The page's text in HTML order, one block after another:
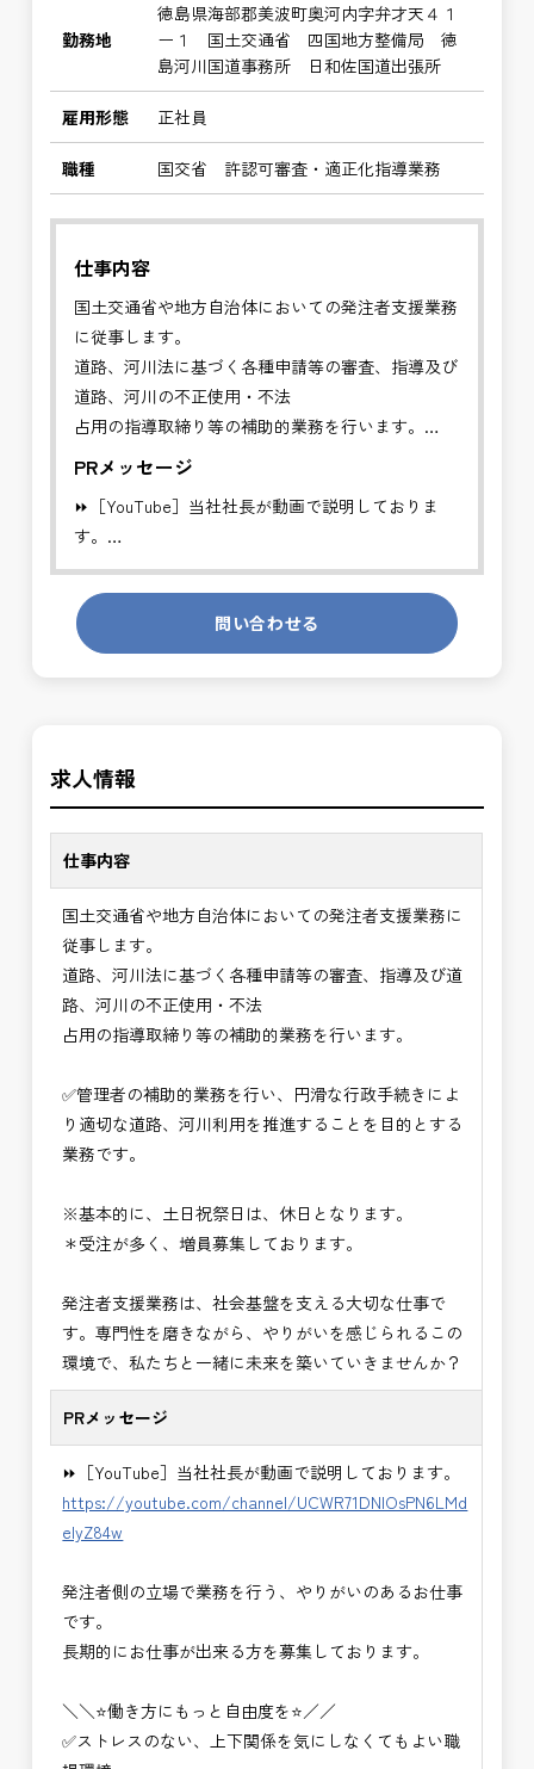
勤務地
徳島県海部郡美波町奥河内字弁才天４１
ー１ 国土交通省 四国地方整備局 徳
島河川国道事務所 日和佐国道出張所
雇用形態 正社員
職種 国交省 許認可審査・適正化指導業務
仕事内容
国土交通省や地方自治体においての発注者支援業務
に従事します。
道路、河川法に基づく各種申請等の審査、指導及び
道路、河川の不正使用・不法
占用の指導取締り等の補助的業務を行います。
より適切な道路、河川利用を推進することを目的と
する業務です。
※基本的に、土日祝祭日は、休日となります。
＊受注が多く、増員募集しております。
か？
PRメッセージ
⏩［YouTube］当社社長が動画で説明しておりま
す。
https://youtube.com/channel/
発注者側の立場で業務を行う、やりがいのあるお仕
事です。
長期的にお仕事が出来る方を募集しております。
✅ストレスのない、上下関係を気にしなくてもよい
職場環境
✅「仕事のやりがい」と「賃金」のバランスを大切
に致します。
⭐＝＝お祝い金100,000円＝＝⭐
※お祝い金の支給条件は、入社より3ヶ月経過され
た方が対象となります。
その他支給条件の詳細については、問い合わせくだ
さい。
■勤務地について、ご希望のある方は別途ご相談く
ださい。
国土交通省、地方自治体
■発注者支援業務＜希望する業務をお選びくださ
い。＞
・＜急募＞資料作成業務
・NEXCO（ネクスコ）施工管理
・NEXCO（ネクスコ）点検業務
・電気工事監督支援業務
・積算技術業務
・設計コンサルティング業務（数量算出、図面の
修正など）
・河川巡視支援業務
・道路許認可審査・適正化指導業務
・調査設計資料作成業務
・施工体制調査員
※応募書類等の送付方法につきましては、基本的に
Ｅメールで送付
頂きたいと思います。
問い合わせる
求人情報
仕事内容
国土交通省や地方自治体においての発注者支援業務に
従事します。
道路、河川法に基づく各種申請等の審査、指導及び道
路、河川の不正使用・不法
占用の指導取締り等の補助的業務を行います。
✅管理者の補助的業務を行い、円滑な行政手続きによ
り適切な道路、河川利用を推進することを目的とする
業務です。
※基本的に、土日祝祭日は、休日となります。
＊受注が多く、増員募集しております。
発注者支援業務は、社会基盤を支える大切な仕事で
す。専門性を磨きながら、やりがいを感じられるこの
環境で、私たちと一緒に未来を築いていきませんか？
PRメッセージ
⏩［YouTube］当社社長が動画で説明しております。
https://youtube.com/channel/UCWR71DNlOsPN6LMd
eIyZ84w
発注者側の立場で業務を行う、やりがいのあるお仕事
です。
長期的にお仕事が出来る方を募集しております。
＼＼⭐働き方にもっと自由度を⭐／／
✅ストレスのない、上下関係を気にしなくてもよい職